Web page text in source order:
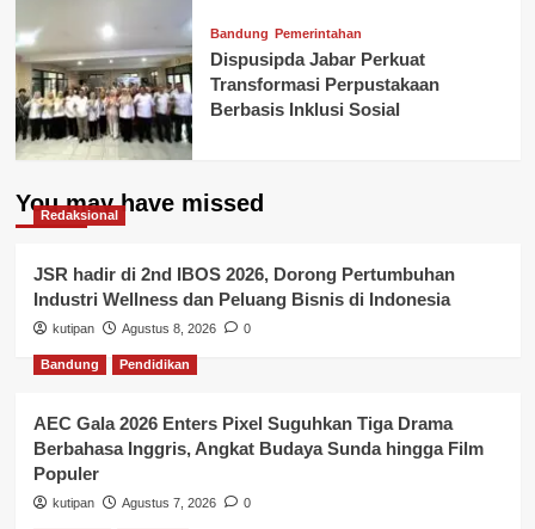
Bandung Pemerintahan
Dispusipda Jabar Perkuat
Transformasi Perpustakaan
Berbasis Inklusi Sosial
You may have missed
Redaksional
JSR hadir di 2nd IBOS 2026, Dorong Pertumbuhan
Industri Wellness dan Peluang Bisnis di Indonesia
kutipan Agustus 8, 2026 0
Bandung Pendidikan
AEC Gala 2026 Enters Pixel Suguhkan Tiga Drama
Berbahasa Inggris, Angkat Budaya Sunda hingga Film
Populer
kutipan Agustus 7, 2026 0